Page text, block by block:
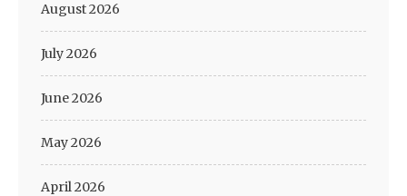
August 2026
July 2026
June 2026
May 2026
April 2026